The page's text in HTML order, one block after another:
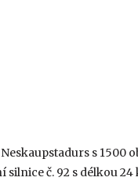
s 1500
silnice č. 92 s délkou